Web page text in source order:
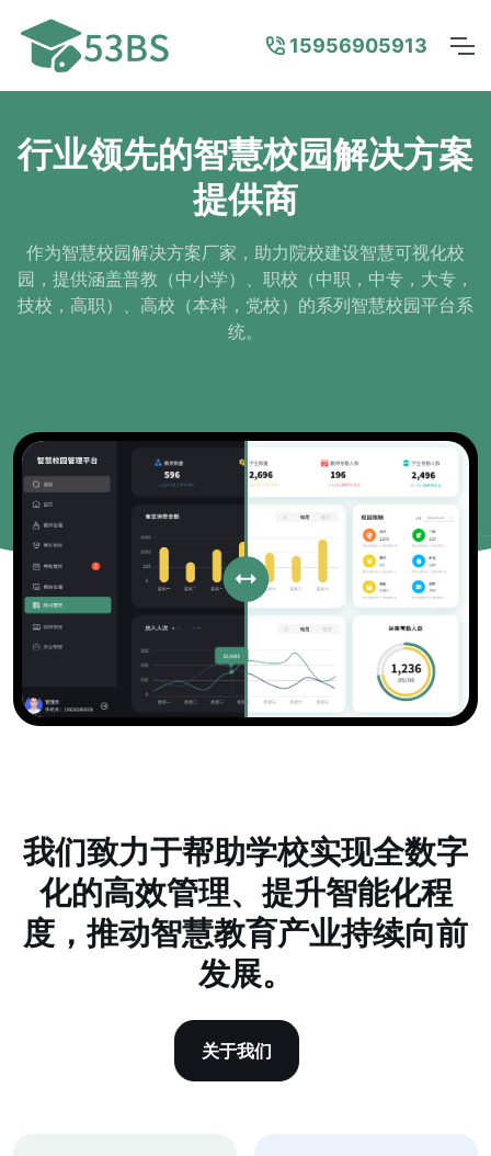
15956905913
行业领先的智慧校园解决方案
提供商
作为智慧校园解决方案厂家，助力院校建设智慧可视化校
园，提供涵盖普教（中小学）、职校（中职，中专，大专，
技校，高职）、高校（本科，党校）的系列智慧校园平台系
统。
我们致力于帮助学校实现全数字
化的高效管理、提升智能化程
度，推动智慧教育产业持续向前
发展。
关于我们